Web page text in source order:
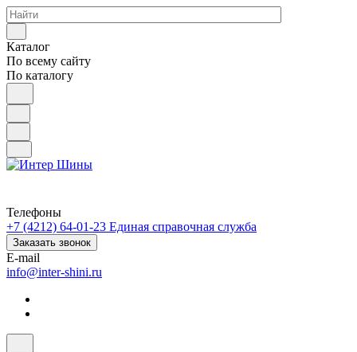
Каталог
По всему сайту
По каталогу
Телефоны
+7 (4212) 64-01-23 Единая справочная служба
Заказать звонок
E-mail
info@inter-shini.ru